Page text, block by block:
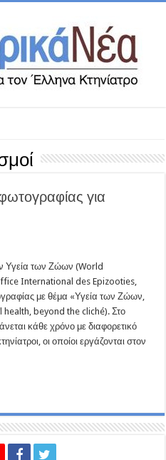
για
Υγεία των Ζώων (World
International des Epizooties,
με θέμα «Υγεία των Ζώων,
beyond the cliché). Στο
κάθε χρόνο με διαφορετικό
οι οποίοι εργάζονται στον